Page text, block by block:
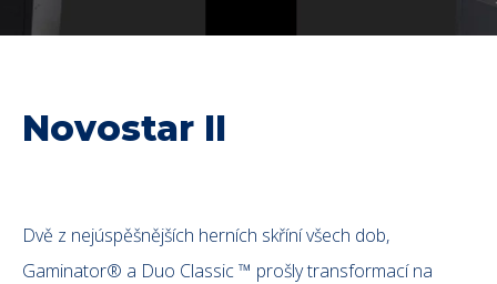
Novostar II
Dvě z nejúspěšnějších herních skříní všech dob,
Gaminator® a Duo Classic ™ prošly transformací na